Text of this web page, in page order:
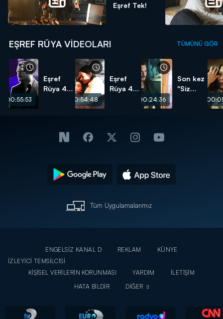
Eşref Tek!
EŞREF RÜYA VIDEOLARI TÜMÜNÜ GÖR
00:55:53
Eşref
Rüya 47.
00:54:48
Eşref
Rüya 47.
00:24:36
Son kez
"Siz
Tüm Uygulamalarımız
ENGELSİZ KANAL D REKLAM
KÜNYE
İZLEYİCİ TEMSİLCİSİ
KİŞİSEL VERİLERİN KORUNMASI
YARDIM
İLETİŞİM
HATA BİLDİR
DİĞER